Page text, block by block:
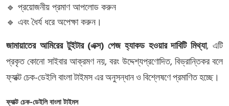
🔹 প্রয়োজনীয় প্রমাণ আপলোড করুন
🔹 এবং ধৈর্য ধরে অপেক্ষা করুন।
জামায়াতের আমিরের টুইটার(এক্স)পেজ হ্যাকড হওয়ার দাবিটি মিথ্যা,এটি
প্রকৃত কোনো সাইবার আক্রমণ নয়,বরং উদ্দেশ্যপ্রণোদিত, বিভ্রান্তিকর বলে
ফ্যাক্ট চেক-ডেইলি বাংলা টাইমস এর অনুসন্ধান ও বিশ্লেষণে প্রমাণিত হচ্ছে।
ফ্যাক্ট চেক-ডেইলি বাংলা টাইমস